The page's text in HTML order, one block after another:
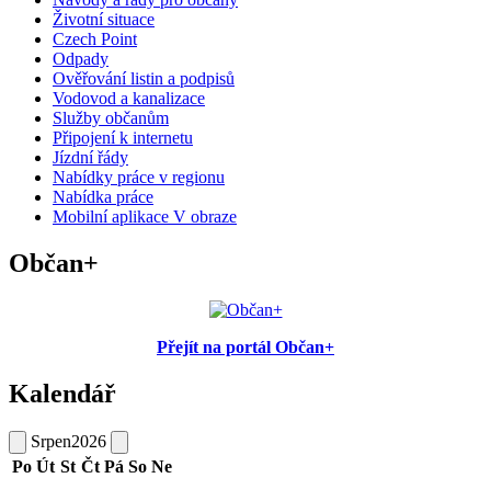
Životní situace
Czech Point
Odpady
Ověřování listin a podpisů
Vodovod a kanalizace
Služby občanům
Připojení k internetu
Jízdní řády
Nabídky práce v regionu
Nabídka práce
Mobilní aplikace V obraze
Občan+
Přejít na portál Občan+
Kalendář
Srpen2026
Po Út St Čt Pá So Ne